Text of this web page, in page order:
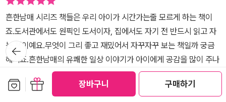
장바구니 구매하기
을 지을 수 있는 책. 《흔한남매 이상한 나라의 고전 읽기 7》은 우리
가족의 고전 첫걸음을 따뜻하게 채워준 책이었어요.
요. 이 덕분에 아이들이 고전을 읽으며 우리 역사와 문화를 쉽고 재미
있게 접할 수 있어요.​ 처음 고전을 접하는 어린이들이 ‘고전은 어렵고
재미없다’는 편견을 버리고, ‘고전도 이렇게 재미있을 수 있구나’ 하는
생각을 하게 만들어 주는 <흔한남매 이상한 나라의 고전 읽기 7>을
강력 추천드려요. 앞으로도 흔한남매와 함께 고전 속 이야기를 더 많
이 만나고 싶어요! 벌써부터 8권을 기다리는 아이들입니다.#도서협
찬 #흔한남매이상한나라의고전읽기 #흔한남매 #흔한남매고전읽기
전까지 재밌게 읽어볼 수 있었는데요.​얼른 소개해드릴게요.움짤로도
만나보는 재미있는 고전추천 <흔한남매 고전 읽기 7> 이에요.​이 흔
남고전을 보면 어떻게 고전 속으로 빠져들게 되어이야기를 해결하게
되는지도 참 재밌는 포인트같은데요.​이번에 으뜸이와 에이미는 겨울
방학으로요.할머니 댁에 놀러갔다가 다락방에 숨어서 궤짝에 들어가
면서 이야기가 펼쳐지게 되더라고요.ㅎ​<흔한남매 고전 읽기 7>는 총
4장으로 이뤄져 있어요.1장: 다락방의 비밀2장: 심청전3장: 여우 누
흔한남매 시리즈 책들은 우리 아이가 시간가는줄 모르게 하는 책이
죠.도서관에서도 원픽인 도서이자, 집에서도 자기 전 반드시 읽고 자
는 책이예요.무엇이 그리 좋고 재밌어서 자꾸자꾸 보는 책일까 궁금
해지죠.흔한남매의 유쾌한 일상 이야기가 아이에게 공감을 많이 주나
봐요.일상 이야기 속에서 재미를 찾는 책이라 아이가 더 좋아합니다.​​
부모들이 더 좋아하는 책 <이상한 나라의 고전읽기> 시리즈는아이들
더보기
뒤로가
기